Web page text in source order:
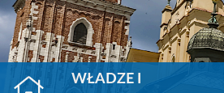
WŁADZE I